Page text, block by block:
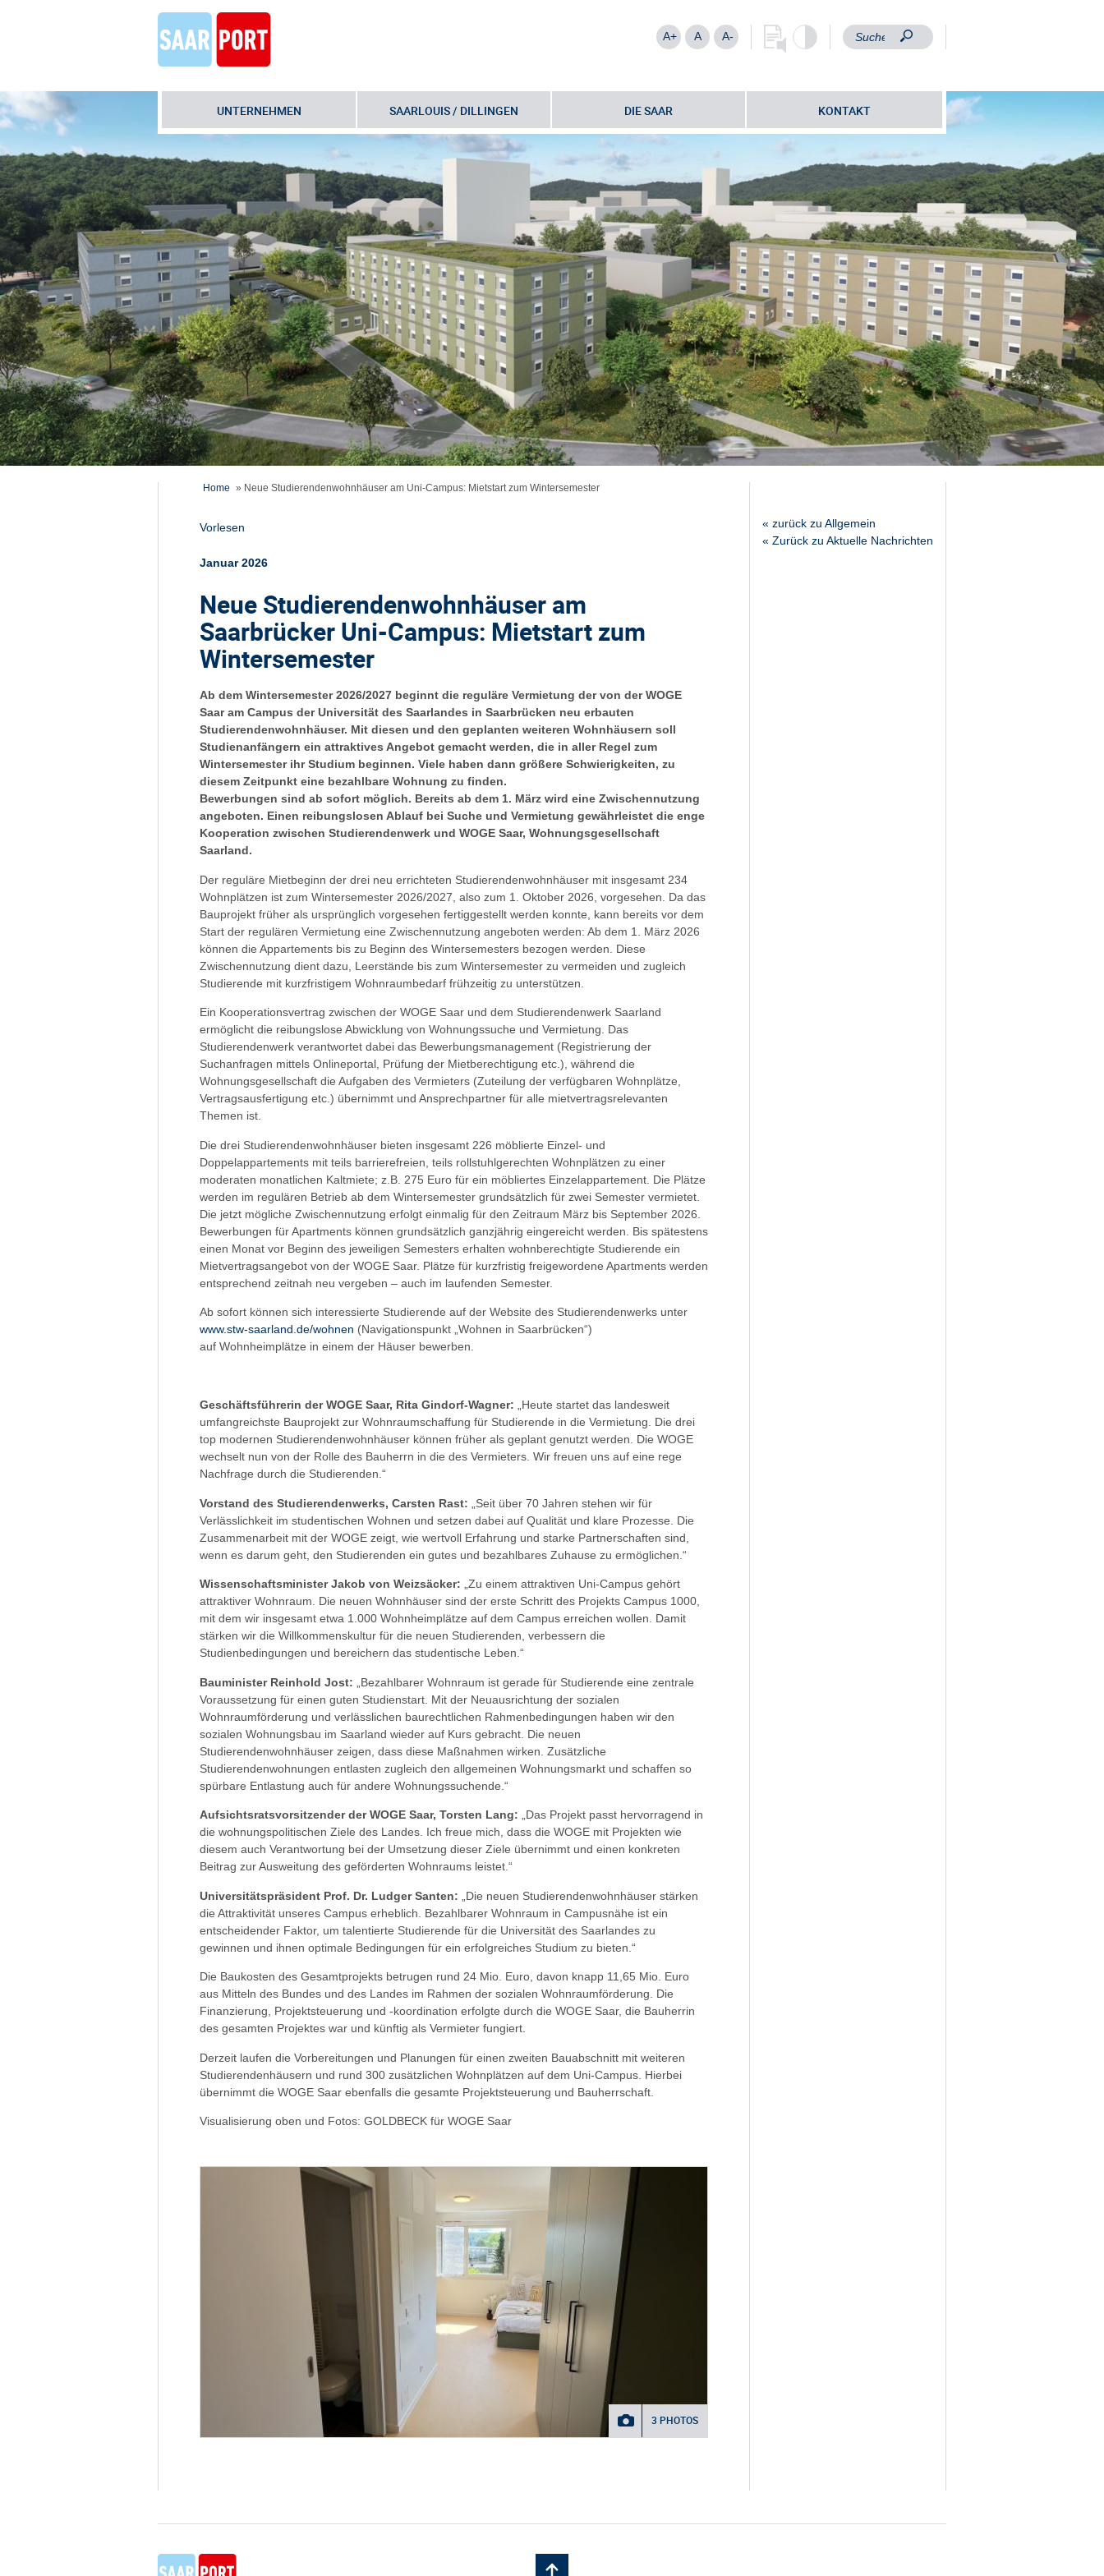
A+ A A-
UNTERNEHMEN SAARLOUIS / DILLINGEN DIE SAAR KONTAKT
Home » Neue Studierendenwohnhäuser am Uni-Campus: Mietstart zum Wintersemester
Vorlesen
Januar 2026
Neue Studierendenwohnhäuser am
Saarbrücker Uni-Campus: Mietstart zum
Wintersemester
Ab dem Wintersemester 2026/2027 beginnt die reguläre Vermietung der von der WOGE
Saar am Campus der Universität des Saarlandes in Saarbrücken neu erbauten
Studierendenwohnhäuser. Mit diesen und den geplanten weiteren Wohnhäusern soll
Studienanfängern ein attraktives Angebot gemacht werden, die in aller Regel zum
Wintersemester ihr Studium beginnen. Viele haben dann größere Schwierigkeiten, zu
diesem Zeitpunkt eine bezahlbare Wohnung zu finden.
Bewerbungen sind ab sofort möglich. Bereits ab dem 1. März wird eine Zwischennutzung
angeboten. Einen reibungslosen Ablauf bei Suche und Vermietung gewährleistet die enge
Kooperation zwischen Studierendenwerk und WOGE Saar, Wohnungsgesellschaft
Saarland.
Der reguläre Mietbeginn der drei neu errichteten Studierendenwohnhäuser mit insgesamt 234
Wohnplätzen ist zum Wintersemester 2026/2027, also zum 1. Oktober 2026, vorgesehen. Da das
Bauprojekt früher als ursprünglich vorgesehen fertiggestellt werden konnte, kann bereits vor dem
Start der regulären Vermietung eine Zwischennutzung angeboten werden: Ab dem 1. März 2026
können die Appartements bis zu Beginn des Wintersemesters bezogen werden. Diese
Zwischennutzung dient dazu, Leerstände bis zum Wintersemester zu vermeiden und zugleich
Studierende mit kurzfristigem Wohnraumbedarf frühzeitig zu unterstützen.
Ein Kooperationsvertrag zwischen der WOGE Saar und dem Studierendenwerk Saarland
ermöglicht die reibungslose Abwicklung von Wohnungssuche und Vermietung. Das
Studierendenwerk verantwortet dabei das Bewerbungsmanagement (Registrierung der
Suchanfragen mittels Onlineportal, Prüfung der Mietberechtigung etc.), während die
Wohnungsgesellschaft die Aufgaben des Vermieters (Zuteilung der verfügbaren Wohnplätze,
Vertragsausfertigung etc.) übernimmt und Ansprechpartner für alle mietvertragsrelevanten
Themen ist.
Die drei Studierendenwohnhäuser bieten insgesamt 226 möblierte Einzel- und
Doppelappartements mit teils barrierefreien, teils rollstuhlgerechten Wohnplätzen zu einer
moderaten monatlichen Kaltmiete; z.B. 275 Euro für ein möbliertes Einzelappartement. Die Plätze
werden im regulären Betrieb ab dem Wintersemester grundsätzlich für zwei Semester vermietet.
Die jetzt mögliche Zwischennutzung erfolgt einmalig für den Zeitraum März bis September 2026.
Bewerbungen für Apartments können grundsätzlich ganzjährig eingereicht werden. Bis spätestens
einen Monat vor Beginn des jeweiligen Semesters erhalten wohnberechtigte Studierende ein
Mietvertragsangebot von der WOGE Saar. Plätze für kurzfristig freigewordene Apartments werden
entsprechend zeitnah neu vergeben – auch im laufenden Semester.
Ab sofort können sich interessierte Studierende auf der Website des Studierendenwerks unter
www.stw-saarland.de/wohnen (Navigationspunkt „Wohnen in Saarbrücken“)
auf Wohnheimplätze in einem der Häuser bewerben.
Geschäftsführerin der WOGE Saar, Rita Gindorf-Wagner: „Heute startet das landesweit
umfangreichste Bauprojekt zur Wohnraumschaffung für Studierende in die Vermietung. Die drei
top modernen Studierendenwohnhäuser können früher als geplant genutzt werden. Die WOGE
wechselt nun von der Rolle des Bauherrn in die des Vermieters. Wir freuen uns auf eine rege
Nachfrage durch die Studierenden.“
Vorstand des Studierendenwerks, Carsten Rast: „Seit über 70 Jahren stehen wir für
Verlässlichkeit im studentischen Wohnen und setzen dabei auf Qualität und klare Prozesse. Die
Zusammenarbeit mit der WOGE zeigt, wie wertvoll Erfahrung und starke Partnerschaften sind,
wenn es darum geht, den Studierenden ein gutes und bezahlbares Zuhause zu ermöglichen.“
Wissenschaftsminister Jakob von Weizsäcker: „Zu einem attraktiven Uni-Campus gehört
attraktiver Wohnraum. Die neuen Wohnhäuser sind der erste Schritt des Projekts Campus 1000,
mit dem wir insgesamt etwa 1.000 Wohnheimplätze auf dem Campus erreichen wollen. Damit
stärken wir die Willkommenskultur für die neuen Studierenden, verbessern die
Studienbedingungen und bereichern das studentische Leben.“
Bauminister Reinhold Jost: „Bezahlbarer Wohnraum ist gerade für Studierende eine zentrale
Voraussetzung für einen guten Studienstart. Mit der Neuausrichtung der sozialen
Wohnraumförderung und verlässlichen baurechtlichen Rahmenbedingungen haben wir den
sozialen Wohnungsbau im Saarland wieder auf Kurs gebracht. Die neuen
Studierendenwohnhäuser zeigen, dass diese Maßnahmen wirken. Zusätzliche
Studierendenwohnungen entlasten zugleich den allgemeinen Wohnungsmarkt und schaffen so
spürbare Entlastung auch für andere Wohnungssuchende.“
Aufsichtsratsvorsitzender der WOGE Saar, Torsten Lang: „Das Projekt passt hervorragend in
die wohnungspolitischen Ziele des Landes. Ich freue mich, dass die WOGE mit Projekten wie
diesem auch Verantwortung bei der Umsetzung dieser Ziele übernimmt und einen konkreten
Beitrag zur Ausweitung des geförderten Wohnraums leistet.“
Universitätspräsident Prof. Dr. Ludger Santen: „Die neuen Studierendenwohnhäuser stärken
die Attraktivität unseres Campus erheblich. Bezahlbarer Wohnraum in Campusnähe ist ein
entscheidender Faktor, um talentierte Studierende für die Universität des Saarlandes zu
gewinnen und ihnen optimale Bedingungen für ein erfolgreiches Studium zu bieten.“
Die Baukosten des Gesamtprojekts betrugen rund 24 Mio. Euro, davon knapp 11,65 Mio. Euro
aus Mitteln des Bundes und des Landes im Rahmen der sozialen Wohnraumförderung. Die
Finanzierung, Projektsteuerung und -koordination erfolgte durch die WOGE Saar, die Bauherrin
des gesamten Projektes war und künftig als Vermieter fungiert.
Derzeit laufen die Vorbereitungen und Planungen für einen zweiten Bauabschnitt mit weiteren
Studierendenhäusern und rund 300 zusätzlichen Wohnplätzen auf dem Uni-Campus. Hierbei
übernimmt die WOGE Saar ebenfalls die gesamte Projektsteuerung und Bauherrschaft.
Visualisierung oben und Fotos: GOLDBECK für WOGE Saar
3 PHOTOS
« zurück zu Allgemein
« Zurück zu Aktuelle Nachrichten